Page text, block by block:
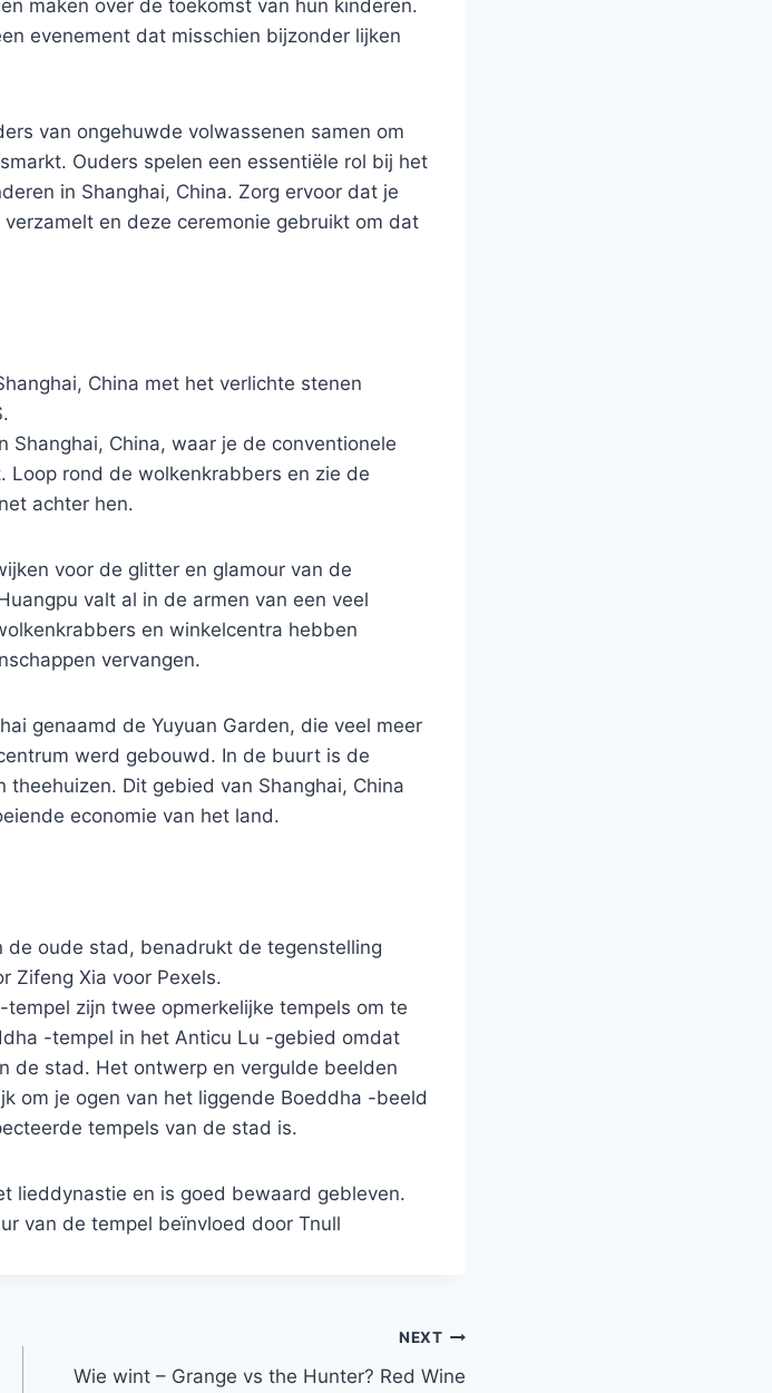
maken over de toekomst van hun kinderen.
evenement dat misschien bijzonder lijken
van ongehuwde volwassenen samen om
Ouders spelen een essentiële rol bij het
in Shanghai, China. Zorg ervoor dat je
en deze ceremonie gebruikt om dat
China met het verlichte stenen
China, waar je de conventionele
rond de wolkenkrabbers en zie de
achter hen.
voor de glitter en glamour van de
valt al in de armen van een veel
en winkelcentra hebben
vervangen.
genaamd de Yuyuan Garden, die veel meer
werd gebouwd. In de buurt is de
Dit gebied van Shanghai, China
economie van het land.
de oude stad, benadrukt de tegenstelling
Zifeng Xia voor Pexels.
zijn twee opmerkelijke tempels om te
-tempel in het Anticu Lu -gebied omdat
de stad. Het ontwerp en vergulde beelden
om je ogen van het liggende Boeddha -beeld
tempels van de stad is.
lieddynastie en is goed bewaard gebleven.
van de tempel beïnvloed door Tnull
NEXT
Wie wint – Grange vs the Hunter? Red Wine